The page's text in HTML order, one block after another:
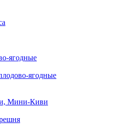
ягодные
ягодные
Мини-Киви